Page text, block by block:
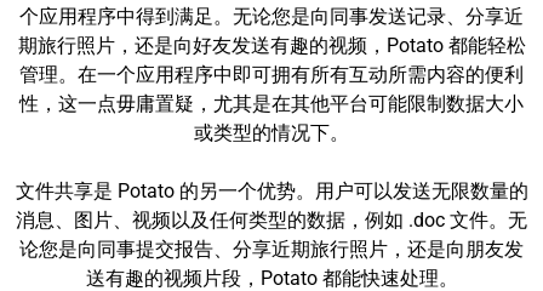
个应用程序中得到满足。无论您是向同事发送记录、分享近
期旅行照片，还是向好友发送有趣的视频，Potato 都能轻松
管理。在一个应用程序中即可拥有所有互动所需内容的便利
性，这一点毋庸置疑，尤其是在其他平台可能限制数据大小
或类型的情况下。
文件共享是 Potato 的另一个优势。用户可以发送无限数量的
消息、图片、视频以及任何类型的数据，例如 .doc 文件。无
论您是向同事提交报告、分享近期旅行照片，还是向朋友发
送有趣的视频片段，Potato 都能快速处理。